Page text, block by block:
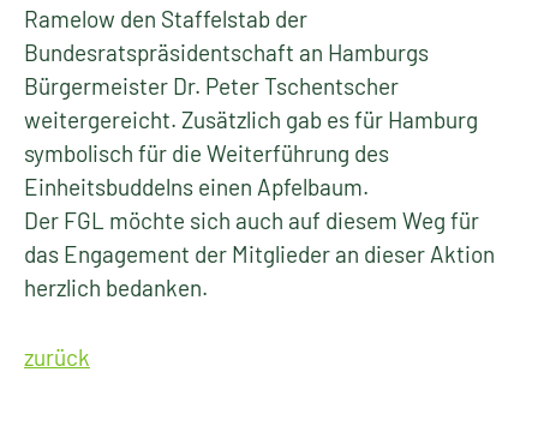
Ramelow den Staffelstab der
Bundesratspräsidentschaft an Hamburgs
Bürgermeister Dr. Peter Tschentscher
weitergereicht. Zusätzlich gab es für Hamburg
symbolisch für die Weiterführung des
Einheitsbuddelns einen Apfelbaum.
Der FGL möchte sich auch auf diesem Weg für
das Engagement der Mitglieder an dieser Aktion
herzlich bedanken.
zurück